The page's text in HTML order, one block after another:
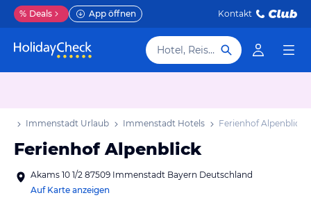
% Deals App öffnen Kontakt
Hotel, Reiseziel
Immenstadt Urlaub Immenstadt Hotels Ferienhof Alpenblick
Ferienhof Alpenblick
Akams 10 1/2 87509 Immenstadt Bayern Deutschland
Auf Karte anzeigen